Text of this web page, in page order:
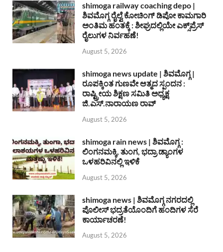
shimoga railway coaching depo |
ಶಿವಮೊಗ್ಗ ರೈಲ್ವೆ ಕೋಚಿಂಗ್ ಡಿಪೋ ಕಾಮಗಾರಿ
ಅಂತಿಮ ಹಂತಕ್ಕೆ : ಶೀಘ್ರದಲ್ಲಿಯೇ ಎಕ್ಸ್‌ಪ್ರೆಸ್
ರೈಲುಗಳ ನಿರ್ವಹಣೆ!
August 5, 2026
shimoga news update | ಶಿವಮೊಗ್ಗ |
ರೂಪಕ್ಕಿಂತ ಗುಣವೇ ಆತ್ಮದ ಸ್ಪಂದನ :
ರಾಷ್ಟ್ರೀಯ ಶಿಕ್ಷಣ ಸಮಿತಿ ಅಧ್ಯಕ್ಷ
ಜಿ.ಎಸ್.ನಾರಾಯಣ ರಾವ್
August 5, 2026
shimoga rain news | ಶಿವಮೊಗ್ಗ :
ಲಿಂಗನಮಕ್ಕಿ, ತುಂಗ, ಭದ್ರಾ ಡ್ಯಾಂಗಳ
ಒಳಹರಿವಿನಲ್ಲಿ ಇಳಿಕೆ
August 5, 2026
shimoga news | ಶಿವಮೊಗ್ಗ ನಗರದಲ್ಲಿ
ಪೊಲೀಸ್ ಭದ್ರತೆಯೊಂದಿಗೆ ಹಂದಿಗಳ ಸೆರೆ
ಕಾರ್ಯಾಚರಣೆ!
August 5, 2026